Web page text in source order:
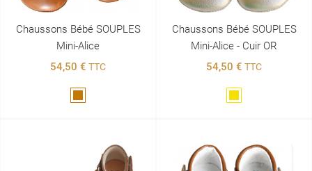
Chaussons Bébé SOUPLES
Mini-Alice
54,50 € TTC
Chaussons Bébé SOUPLES
Mini-Alice - Cuir OR
54,50 € TTC